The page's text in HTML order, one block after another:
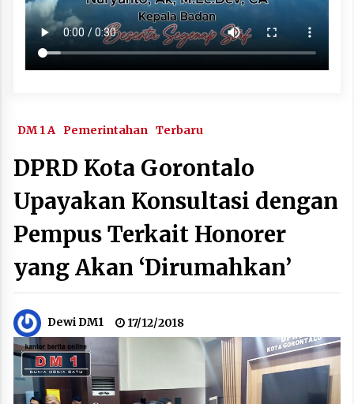
DM 1 A Pemerintahan Terbaru
DPRD Kota Gorontalo
Upayakan Konsultasi dengan
Pempus Terkait Honorer
yang Akan ‘Dirumahkan’
Dewi DM1 17/12/2018